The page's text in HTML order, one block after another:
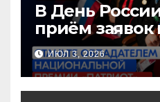
В День
приём заявок
«Патриот»
ИЮЛ 3, 2026